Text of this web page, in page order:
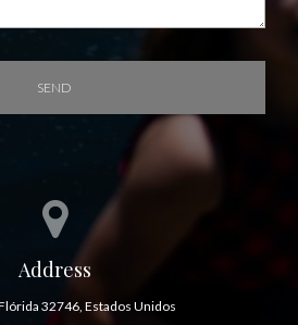
SEND
Address
32746, Estados Unidos